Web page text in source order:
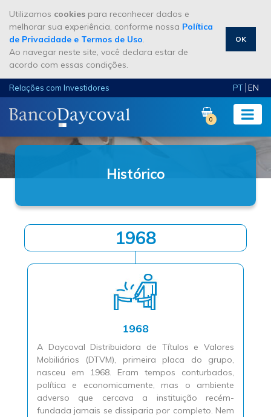
Utilizamos cookies para reconhecer dados e
melhorar sua experiência, conforme nossa Política
de Privacidade e Termos de Uso
Ao navegar neste site, você declara estar de
acordo com essas condições.
OK
Relações com Investidores PT EN
0
Histórico
1968
1968
A Daycoval Distribuidora de Títulos e Valores
Mobiliários (DTVM), primeira placa do grupo,
nasceu em 1968. Eram tempos conturbados,
política e economicamente, mas o ambiente
adverso que cercava a instituição recém-
fundada jamais se dissiparia por completo. Nem